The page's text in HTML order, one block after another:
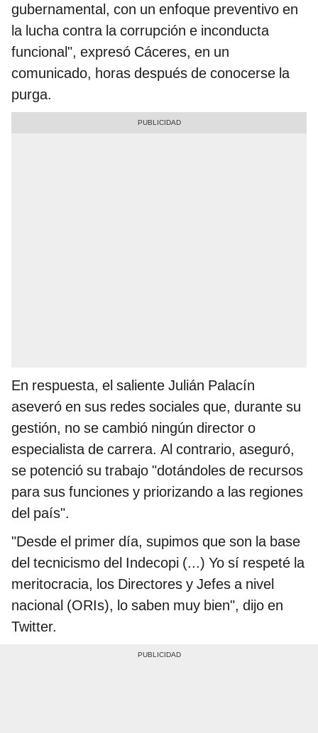
gubernamental, con un enfoque preventivo en
la lucha contra la corrupción e inconducta
funcional", expresó Cáceres, en un
comunicado, horas después de conocerse la
purga.
En respuesta, el saliente Julián Palacín
aseveró en sus redes sociales que, durante su
gestión, no se cambió ningún director o
especialista de carrera. Al contrario, aseguró,
se potenció su trabajo "dotándoles de recursos
para sus funciones y priorizando a las regiones
del país".
"Desde el primer día, supimos que son la base
del tecnicismo del Indecopi (...) Yo sí respeté la
meritocracia, los Directores y Jefes a nivel
nacional (ORIs), lo saben muy bien", dijo en
Twitter.